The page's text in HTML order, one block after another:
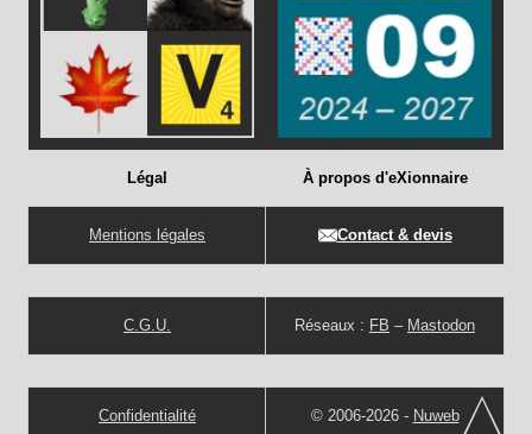
Légal
Mentions légales
C.G.U.
Confidentialité
À propos d'eXionnaire
Contact & devis
Réseaux : FB – Mastodon
© 2006-2026 - Nuweb